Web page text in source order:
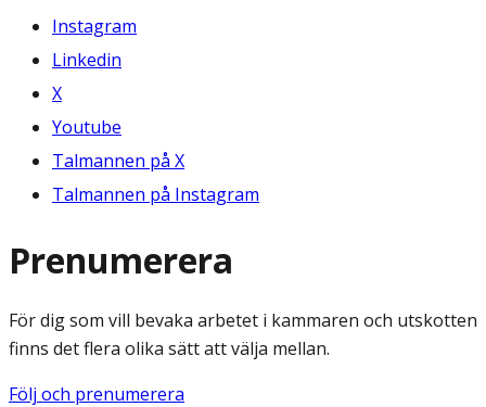
Instagram
Linkedin
X
Youtube
Talmannen på X
Talmannen på Instagram
Prenumerera
För dig som vill bevaka arbetet i kammaren och utskotten
finns det flera olika sätt att välja mellan.
Följ och prenumerera